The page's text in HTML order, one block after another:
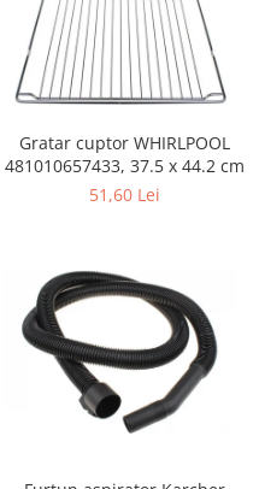
Gratar cuptor WHIRLPOOL
481010657433, 37.5 x 44.2 cm
51,60 Lei